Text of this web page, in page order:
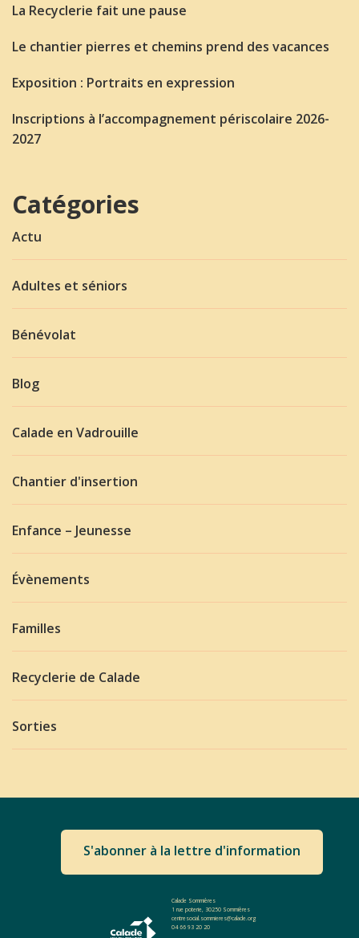
La Recyclerie fait une pause
Le chantier pierres et chemins prend des vacances
Exposition : Portraits en expression
Inscriptions à l’accompagnement périscolaire 2026-
2027
Catégories
Actu
Adultes et séniors
Bénévolat
Blog
Calade en Vadrouille
Chantier d'insertion
Enfance – Jeunesse
Évènements
Familles
Recyclerie de Calade
Sorties
S'abonner à la lettre d'information
Calade Sommières
1 rue poterie, 30250 Sommières
centresocial.sommieres@calade.org
04 66 93 20 20